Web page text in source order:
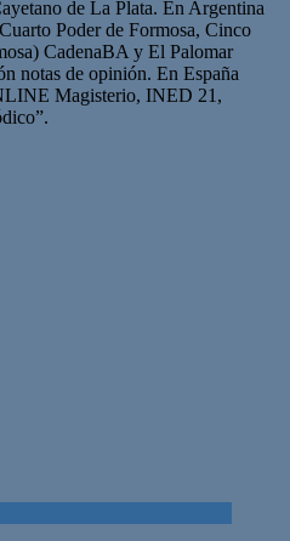
de La Plata. En Argentina
Poder de Formosa, Cinco
CadenaBA y El Palomar
notas de opinión. En España
Magisterio, INED 21,